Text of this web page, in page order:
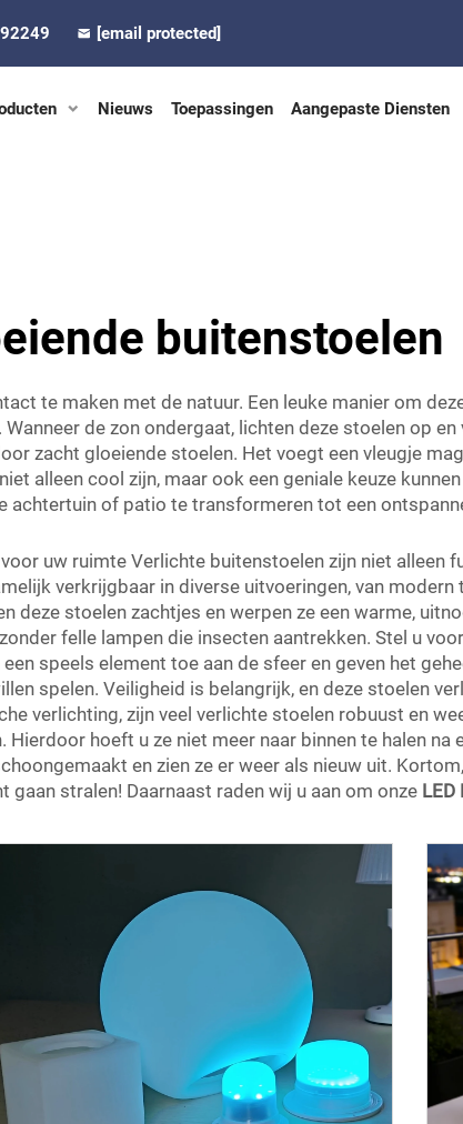
[email protected]
Nieuws Toepassingen Aangepaste Diensten
buitenstoelen
te maken met de natuur. Een leuke manier om
de zon ondergaat, lichten deze stoelen op
zacht gloeiende stoelen. Het voegt een vleugje
alleen cool zijn, maar ook een geniale keuze
achtertuin of patio te transformeren tot een
uw ruimte Verlichte buitenstoelen zijn niet alleen
verkrijgbaar in diverse uitvoeringen, van
deze stoelen zachtjes en werpen ze een warme,
felle lampen die insecten aantrekken. Stel u
speels element toe aan de sfeer en geven het
spelen. Veiligheid is belangrijk, en deze stoelen
verlichting, zijn veel verlichte stoelen robuust en
hoeft u ze niet meer naar binnen te halen
en zien ze er weer als nieuw uit.
gaan stralen! Daarnaast raden wij u aan om onze LED